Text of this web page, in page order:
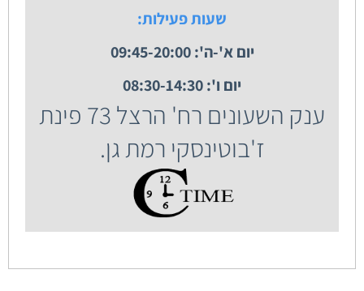
שעות פעילות:
יום א'-ה': 09:45-20:00
יום ו': 08:30-14:30
ענק השעונים רח' הרצל 73 פינת
ז'בוטינסקי רמת גן.